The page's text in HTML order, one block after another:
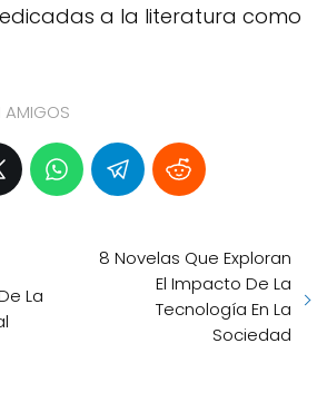
a la literatura como
AMIGOS
La
8 Novelas Que Exploran
El Impacto De La
Tecnología En La
Sociedad